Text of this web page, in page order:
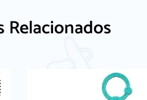
Relacionados